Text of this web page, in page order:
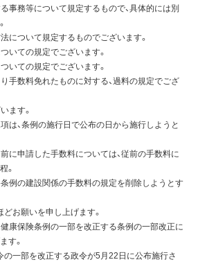
事務等について規定するもので、具体的には別
について規定するものでございます。
いての規定でございます。
いての規定でございます。
手数料免れたものに対する、過料の規定でござ
ます。
は、条例の施行日で公布の日から施行しようと
に申請した手数料については、従前の手数料に
。
例の建設関係の手数料の規定を削除しようとす
どお願いを申し上げます。
康保険条例の一部を改正する条例の一部改正に
す。
の一部を改正する政令が5月22日に公布施行さ